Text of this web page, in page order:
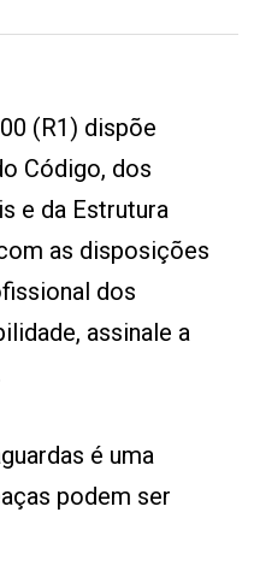
(R1) dispõe
Código, dos
e da Estrutura
as disposições
dos
assinale a
é uma
podem ser